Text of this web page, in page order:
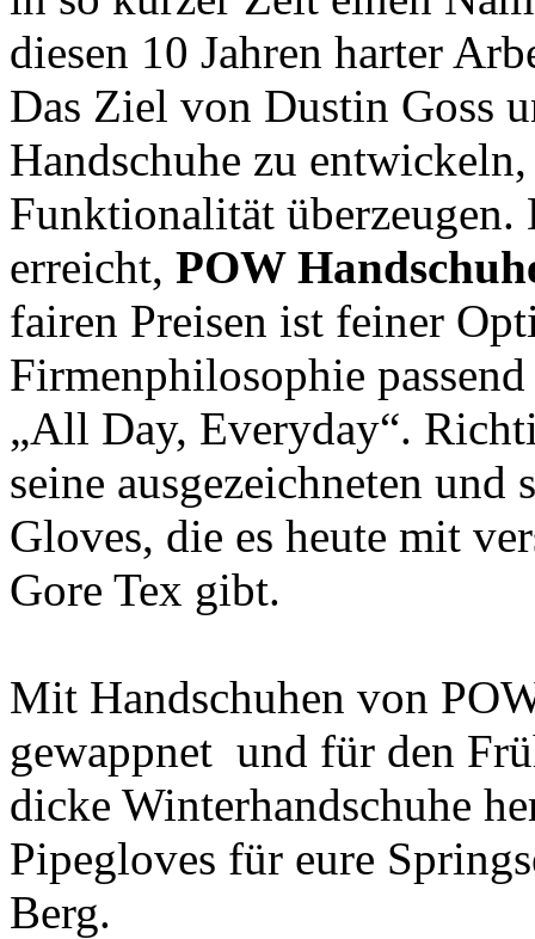
diesen 10 Jahren harter
Das Ziel von Dustin Goss
Handschuhe zu
Funktionalität überzeugen.
erreicht, POW
fairen Preisen ist feiner
Firmenphilosophie
„All Day, Everyday“.
seine ausgezeichneten
Gloves, die es heute mit
Gore Tex gibt.
Mit Handschuhen von
gewappnet und für den
dicke Winterhandschuhe
Pipegloves für eure
Berg.